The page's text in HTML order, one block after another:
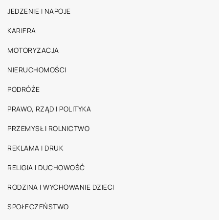
JEDZENIE I NAPOJE
KARIERA
MOTORYZACJA
NIERUCHOMOŚCI
PODRÓŻE
PRAWO, RZĄD I POLITYKA
PRZEMYSŁ I ROLNICTWO
REKLAMA I DRUK
RELIGIA I DUCHOWOŚĆ
RODZINA I WYCHOWANIE DZIECI
SPOŁECZEŃSTWO